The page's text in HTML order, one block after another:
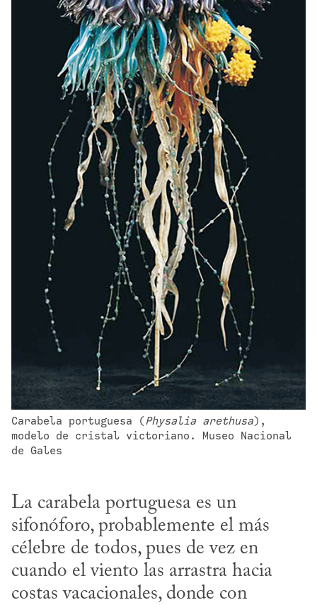
Carabela portuguesa (Physalia arethusa),
modelo de cristal victoriano. Museo Nacional
de Gales
La carabela portuguesa es un
sifonóforo, probablemente el más
célebre de todos, pues de vez en
cuando el viento las arrastra hacia
costas vacacionales, donde con